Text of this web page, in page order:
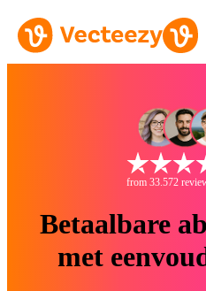
from 33.572
Betaalbare
met